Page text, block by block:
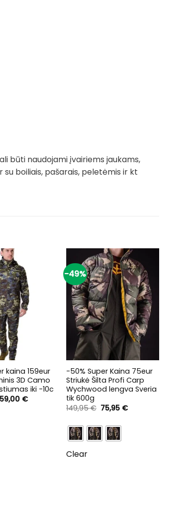
būti naudojami įvairiems jaukams,
boiliais, pašarais, peletėmis ir kt
kaina 159eur
3D Camo
iki -10c
price
€.
€Current
-49%
+
-50% Super Kaina 75eur
Striukė Šilta Profi Carp
Wychwood lengva Sveria
tik 600g
149,95€ Original
price
149,95 €.
75,95 €Current
Clear